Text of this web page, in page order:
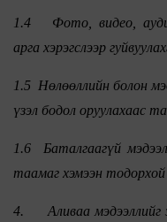
1.4 Фото, видео, аудио
арга хэрэгслээр
1.5 Нөлөөллийн болон
үзэл бодол оруулахаас
1.6 Баталгаагүй
таамаг хэмээн тодорхой
4. Аливаа мэдээллийг